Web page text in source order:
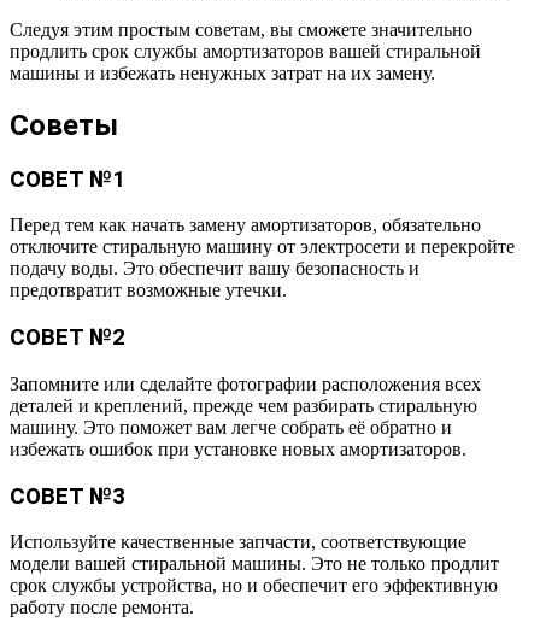
Следуя этим простым советам, вы сможете значительно
продлить срок службы амортизаторов вашей стиральной
машины и избежать ненужных затрат на их замену.
Советы
СОВЕТ №1
Перед тем как начать замену амортизаторов, обязательно
отключите стиральную машину от электросети и перекройте
подачу воды. Это обеспечит вашу безопасность и
предотвратит возможные утечки.
СОВЕТ №2
Запомните или сделайте фотографии расположения всех
деталей и креплений, прежде чем разбирать стиральную
машину. Это поможет вам легче собрать её обратно и
избежать ошибок при установке новых амортизаторов.
СОВЕТ №3
Используйте качественные запчасти, соответствующие
модели вашей стиральной машины. Это не только продлит
срок службы устройства, но и обеспечит его эффективную
работу после ремонта.